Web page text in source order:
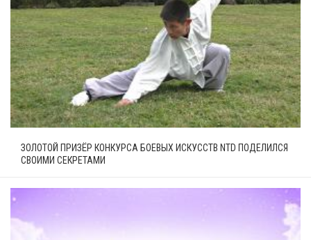
ЗОЛОТОЙ ПРИЗЁР КОНКУРСА БОЕВЫХ ИСКУССТВ NTD ПОДЕЛИЛСЯ
СВОИМИ СЕКРЕТАМИ